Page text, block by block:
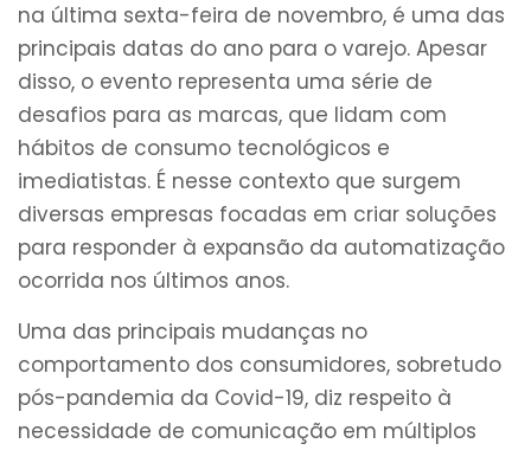
na última sexta-feira de novembro, é uma das
principais datas do ano para o varejo. Apesar
disso, o evento representa uma série de
desafios para as marcas, que lidam com
hábitos de consumo tecnológicos e
imediatistas. É nesse contexto que surgem
diversas empresas focadas em criar soluções
para responder à expansão da automatização
ocorrida nos últimos anos.
Uma das principais mudanças no
comportamento dos consumidores, sobretudo
pós-pandemia da Covid-19, diz respeito à
necessidade de comunicação em múltiplos